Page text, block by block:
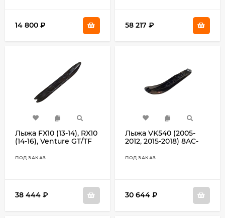
14 800 ₽ 58 217 ₽
Лыжа FX10 (13-14), RX10
(14-16), Venture GT/TF
ПОД ЗАКАЗ
38 444 ₽
Лыжа VK540 (2005-
2012, 2015-2018) 8AC-
ПОД ЗАКАЗ
30 644 ₽